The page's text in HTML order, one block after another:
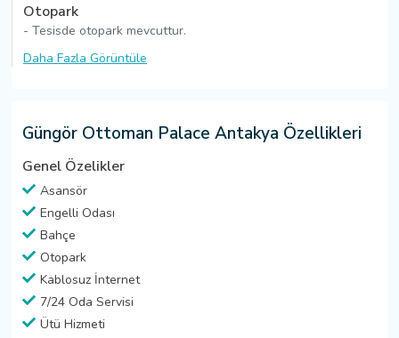
Otopark
- Tesisde otopark mevcuttur.
Daha Fazla Görüntüle
Güngör Ottoman Palace Antakya Özellikleri
Genel Özelikler
Asansör
Engelli Odası
Bahçe
Otopark
Kablosuz İnternet
7/24 Oda Servisi
Ütü Hizmeti